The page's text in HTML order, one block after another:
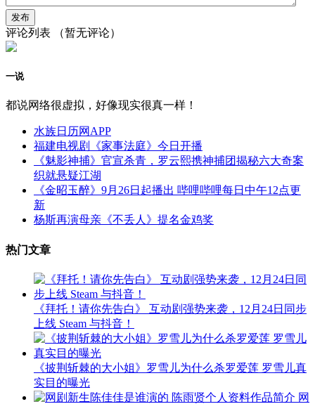
评论列表 （暂无评论）
一说
都说网络很虚拟，好像现实很真一样！
水族日历网APP
福建电视剧《家事法庭》今日开播
《魅影神捕》官宣杀青，罗云熙携神捕团揭秘六大奇案
织就悬疑江湖
《金昭玉醉》9月26日起播出 哔哩哔哩每日中午12点更
新
杨斯再演母亲《不丢人》提名金鸡奖
热门文章
《拜托！请你先告白》 互动剧强势来袭，12月24日同步
上线 Steam 与抖音！
《披荆斩棘的大小姐》罗雪儿为什么杀罗爱莲 罗雪儿真
实目的曝光
网